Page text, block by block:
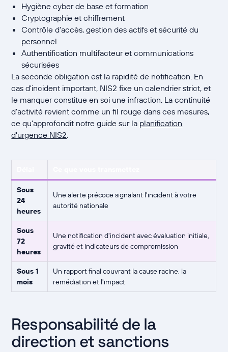
Hygiène cyber de base et formation
Cryptographie et chiffrement
Contrôle d'accès, gestion des actifs et sécurité du
personnel
Authentification multifacteur et communications
sécurisées
La seconde obligation est la rapidité de notification. En
cas d'incident important, NIS2 fixe un calendrier strict, et
le manquer constitue en soi une infraction. La continuité
d'activité revient comme un fil rouge dans ces mesures,
ce qu'approfondit notre guide sur la planification
d'urgence NIS2
Sous
24
heures
Une alerte précoce signalant l'incident à votre
autorité nationale
Sous
72
heures
Une notification d'incident avec évaluation initiale,
gravité et indicateurs de compromission
Sous 1
mois
Un rapport final couvrant la cause racine, la
remédiation et l'impact
Responsabilité de la
direction et sanctions